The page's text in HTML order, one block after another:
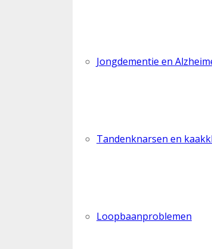
Jongdementie en
Tandenknarsen en
Loopbaanproblemen